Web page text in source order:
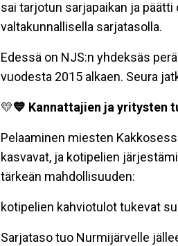
sai tarjotun sarjapaikan ja
valtakunnallisella sarjatasolla.
Edessä on NJS:n yhdeksäs
vuodesta 2015 alkaen. Seura
💛💙 Kannattajien ja yritysten
Pelaaminen miesten
kasvavat, ja kotipelien
tärkeän mahdollisuuden:
kotipelien kahviotulot tukevat
Sarjataso tuo Nurmijärvelle